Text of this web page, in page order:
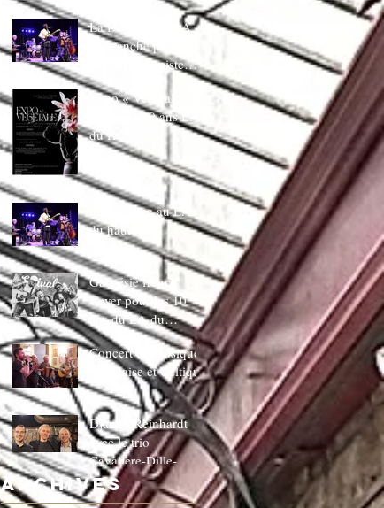
La Ducasse au LA
:Dimanche piano
Bar AVec bapiste
coppens
Expo « Végetale »
pour Les 10 ans LA
du Hautbois
La Ducasse au LA
du hautbois
Gaspésie french
Cover pour les 10
ans du LA du
Hautbois
Concert de musique
Irlandaise et Celtique
Django Reinhardt
avec le trio
Cavaliere-Dille-
Dardenne!!!!!!C'EST
COMPLET!!!!
Archives